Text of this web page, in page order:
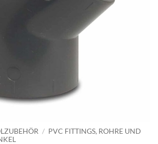
/ PVC FITTINGS, ROHRE UND